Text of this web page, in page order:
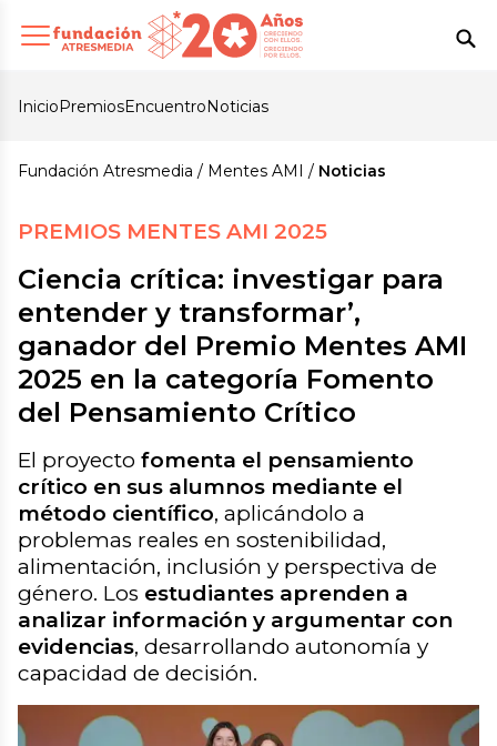
InicioPremiosEncuentroNoticias
Fundación Atresmedia Mentes AMI Noticias
PREMIOS MENTES AMI 2025
Ciencia crítica: investigar para
entender y transformar’,
ganador del Premio Mentes AMI
2025 en la categoría Fomento
del Pensamiento Crítico
El proyecto fomenta el pensamiento
crítico en sus alumnos mediante el
método científico, aplicándolo a
problemas reales en sostenibilidad,
alimentación, inclusión y perspectiva de
género. Los estudiantes aprenden a
analizar información y argumentar con
evidencias, desarrollando autonomía y
capacidad de decisión.